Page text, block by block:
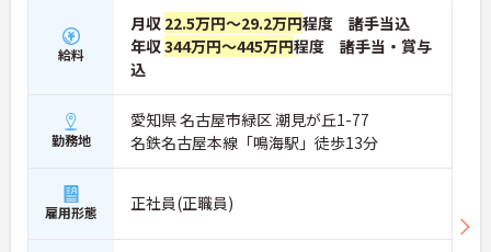
給料
月収 22.5万円～29.2万円程度 諸手当込
年収344万円～445万円程度 諸手当・賞与
込
勤務地
愛知県 名古屋市緑区 潮見が丘1-77
名鉄名古屋本線「鳴海駅」徒歩13分
雇用形態 正社員(正職員)